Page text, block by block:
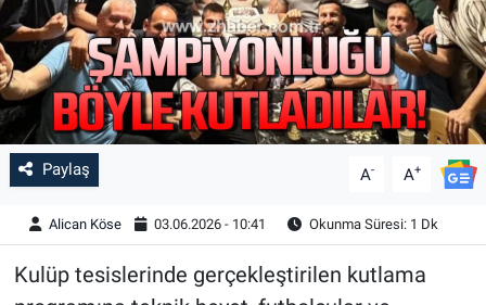
Paylaş A- A+
Alican Köse 03.06.2026 - 10:41 Okunma Süresi: 1 Dk
Kulüp tesislerinde gerçekleştirilen kutlama